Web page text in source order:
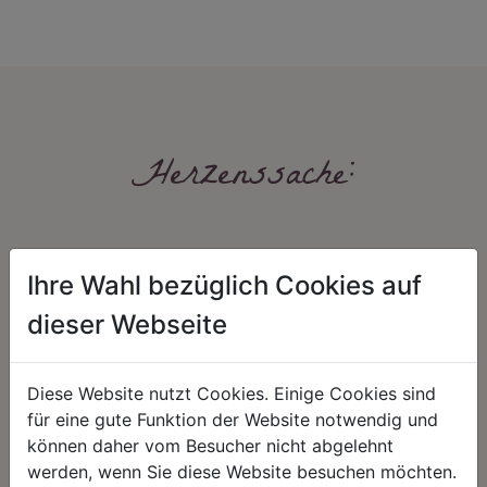
Herzenssache:
Unser Sortiment steht für ein
positives Lebensgefühl. Wir
schenken natürliche, stilvolle
Momente für harmonische Stunden
Nicht immer ist der günstigste Preis
auch ein guter Preis. Wir handeln
fair – im Hinblick auf unsere
Kalkulation, angemessene
Ihre Wahl bezüglich Cookies auf
dieser Webseite
Diese Website nutzt Cookies. Einige Cookies sind
für eine gute Funktion der Website notwendig und
können daher vom Besucher nicht abgelehnt
werden, wenn Sie diese Website besuchen möchten.